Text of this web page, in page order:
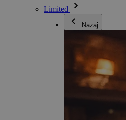
Limited
Nazaj